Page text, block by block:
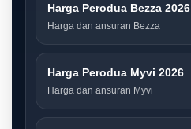
Harga Perodua Bezza 2026
Harga dan ansuran Bezza
Harga Perodua Myvi 2026
Harga dan ansuran Myvi